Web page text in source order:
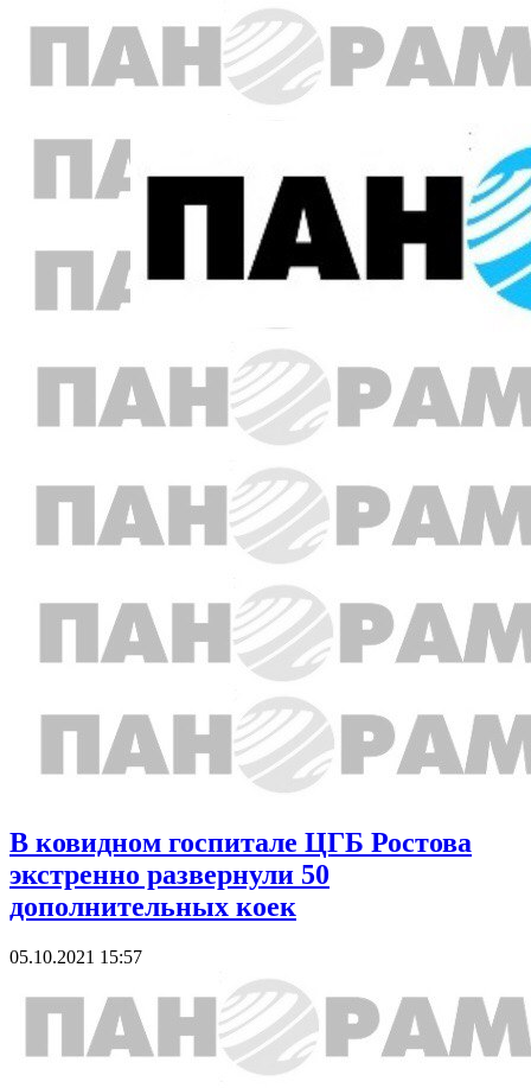
В ковидном госпитале ЦГБ Ростова
экстренно развернули 50
дополнительных коек
05.10.2021 15:57